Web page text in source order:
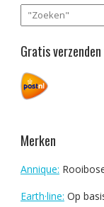
Gratis
Merken
Annique:
Earth·line: Op